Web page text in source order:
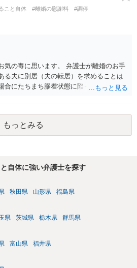
こと自体 #離婚の慰謝料
#調停
気の毒に思います。 弁護士が離婚のお手
る夫に別居（夫の転居）を求めることは
合にたちまち膠着状態に陥ってしまうの
ご相談者さまが転居する形で離婚協議等
ないことが圧倒的多数です。
もっとみる
自体に強い弁護士を探す
秋田県 山形県 福島県
県 茨城県 栃木県 群馬県
富山県 福井県